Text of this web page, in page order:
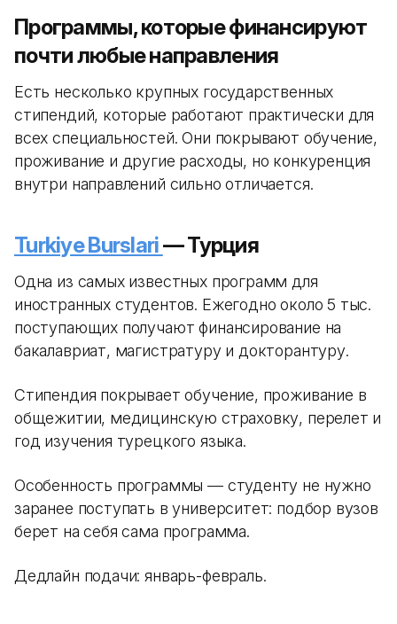
Программы, которые финансируют
почти любые направления
Есть несколько крупных государственных
стипендий, которые работают практически для
всех специальностей. Они покрывают обучение,
проживание и другие расходы, но конкуренция
внутри направлений сильно отличается.
Turkiye Burslari— Турция
Одна из самых известных программ для
иностранных студентов. Ежегодно около 5 тыс.
поступающих получают финансирование на
бакалавриат, магистратуру и докторантуру.
Стипендия покрывает обучение, проживание в
общежитии, медицинскую страховку, перелет и
год изучения турецкого языка.
Особенность программы — студенту не нужно
заранее поступать в университет: подбор вузов
берет на себя сама программа.
Дедлайн подачи: январь-февраль.